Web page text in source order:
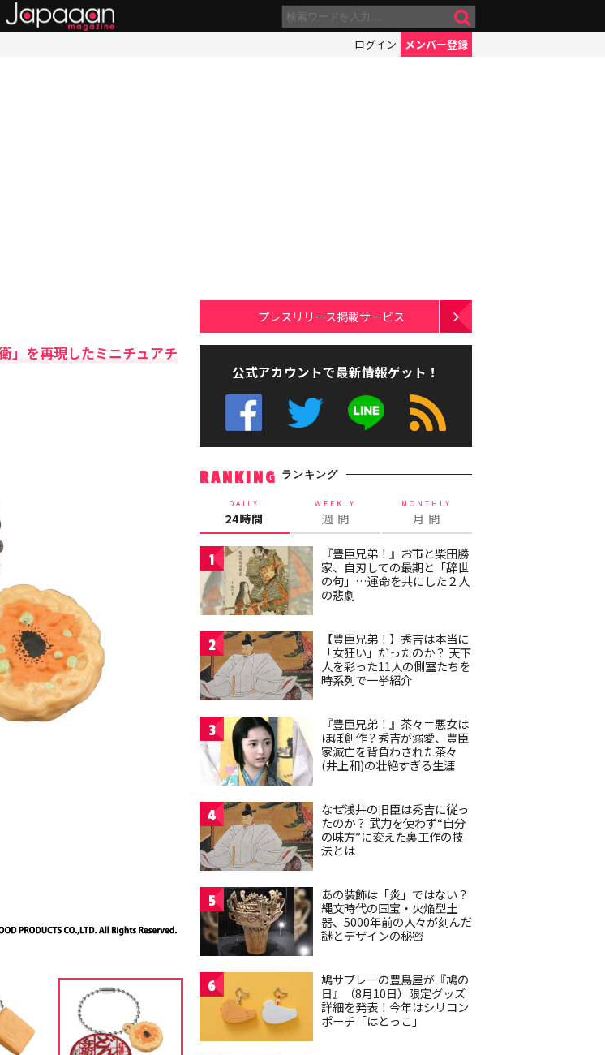
ログイン メンバー登録
」を再現したミニチュアチ
プレスリリース掲載サービス
公式アカウントで最新情報ゲット！
RANKING ランキング
DAILY
24時間
WEEKLY
週 間
MONTHLY
月 間
1
『豊臣兄弟！』お市と柴田勝
家、自刃しての最期と「辞世
の句」…運命を共にした２人
の悲劇
2
【豊臣兄弟！】秀吉は本当に
「女狂い」だったのか？ 天下
人を彩った11人の側室たちを
時系列で一挙紹介
3
『豊臣兄弟！』茶々＝悪女は
ほぼ創作？秀吉が溺愛、豊臣
家滅亡を背負わされた茶々
(井上和)の壮絶すぎる生涯
4
なぜ浅井の旧臣は秀吉に従っ
たのか？ 武力を使わず“自分
の味方”に変えた裏工作の技
法とは
5
あの装飾は「炎」ではない？
縄文時代の国宝・火焔型土
器、5000年前の人々が刻んだ
謎とデザインの秘密
6
鳩サブレーの豊島屋が『鳩の
日』（8月10日）限定グッズ
詳細を発表！今年はシリコン
ポーチ「はとっこ」